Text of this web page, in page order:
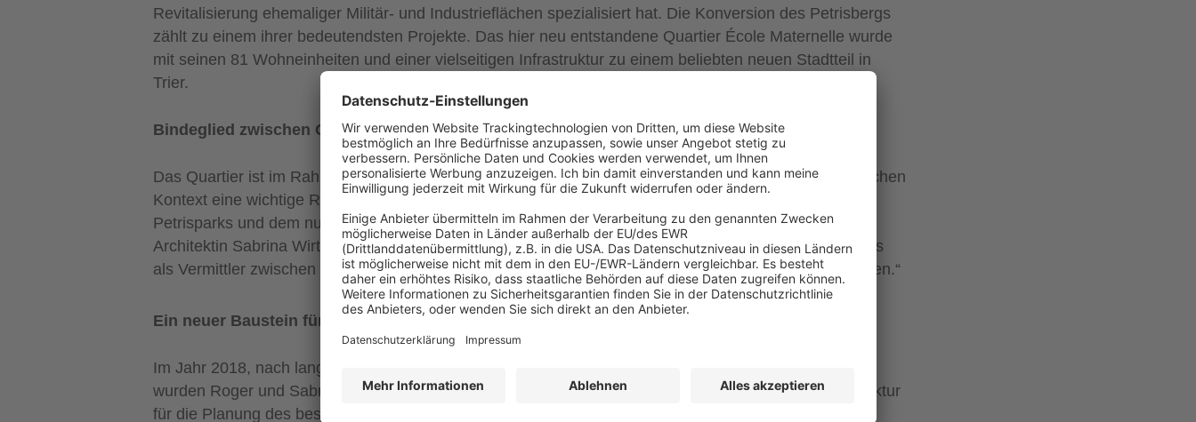
Revitalisierung ehemaliger Militär- und Industrieflächen spezialisiert hat. Die Konversion des Petrisbergs
zählt zu einem ihrer bedeutendsten Projekte. Das hier neu entstandene Quartier École Maternelle wurde
mit seinen 81 Wohneinheiten und einer vielseitigen Infrastruktur zu einem beliebten neuen Stadtteil in
Trier.
Bindeglied zwischen Grünraum und neuer Nachbarschaft
Das Quartier ist im Rahmen der Konversion des Geländes nur ein kleiner Teil, der aber im städtebaulichen
Kontext eine wichtige Rolle spielt. „Es liegt genau an der Nahtstelle zwischen dem Grünraum des
Petrisparks und dem nun anstehenden Konversionspaket im Nordosten – dem Burgunderviertel“, sagt
Architektin Sabrina Wirtz. „Insofern sehen wir es einerseits als Auftakt des Ensembles und andererseits
als Vermittler zwischen dem öffentlichen Raum im Westen und der geschützten Nachbarschaft im Osten.“
Ein neuer Baustein für den Petrisberg
Im Jahr 2018, nach langjähriger Mitwirkung an der städtebaulichen Konzeption des Wohnquartiers,
wurden Roger und Sabrina Wirtz mit ihrem in Frankfurt am Main ansässigen Büro ROSA Wirtz Architektur
für die Planung des besagten Quartiers beauftragt. In insgesamt fünf Gebäuden entstanden die 81